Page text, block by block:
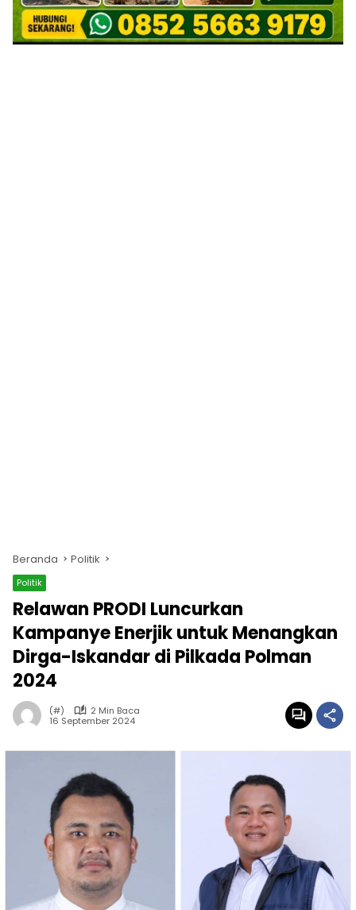
Beranda Politik
Politik
Relawan PRODI Luncurkan
Kampanye Enerjik untuk Menangkan
Dirga-Iskandar di Pilkada Polman
2024
(#)
2 Min Baca
16 September 2024